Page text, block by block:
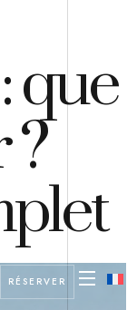
RÉSERVER
que
?